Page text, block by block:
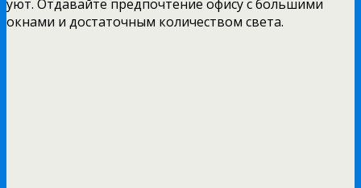
уют. Отдавайте предпочтение офису с большими
окнами и достаточным количеством света.